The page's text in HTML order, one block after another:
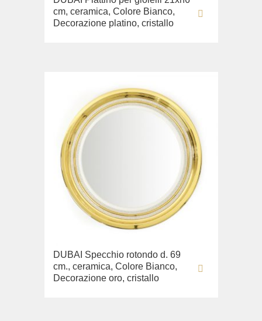
cm, ceramica, Colore Bianco,
Decorazione platino, cristallo
DUBAI Specchio rotondo d. 69
cm., ceramica, Colore Bianco,
Decorazione oro, cristallo